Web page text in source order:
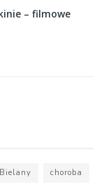
– filmowe
Bielany choroba